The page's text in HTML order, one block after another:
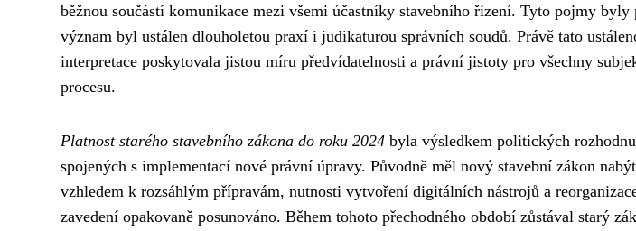
běžnou součástí komunikace mezi všemi účastníky stavebního řízení. Tyto pojmy byly
význam byl ustálen dlouholetou praxí i judikaturou správních soudů. Právě tato
interpretace poskytovala jistou míru předvídatelnosti a právní jistoty pro všechny
procesu.
Platnost starého stavebního zákona do roku 2024 byla výsledkem politických
spojených s implementací nové právní úpravy. Původně měl nový stavební zákon
vzhledem k rozsáhlým přípravám, nutnosti vytvoření digitálních nástrojů a
zavedení opakovaně posunováno. Během tohoto přechodného období zůstával starý